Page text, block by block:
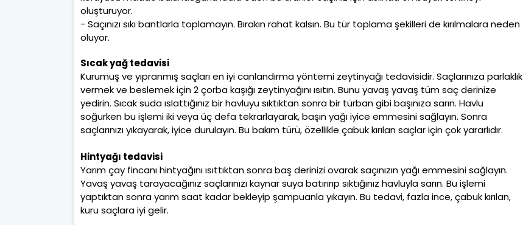
oluşturuyor.
- Saçınızı sıkı bantlarla toplamayın. Bırakın rahat kalsın. Bu tür toplama şekilleri de kırılmalara neden
oluyor.
Sıcak yağ tedavisi
Kurumuş ve yıpranmış saçları en iyi canlandırma yöntemi zeytinyağı tedavisidir. Saçlarınıza parlaklık
vermek ve beslemek için 2 çorba kaşığı zeytinyağını ısıtın. Bunu yavaş yavaş tüm saç derinize
yedirin. Sıcak suda ıslattığınız bir havluyu sıktıktan sonra bir türban gibi başınıza sarın. Havlu
soğurken bu işlemi iki veya üç defa tekrarlayarak, başın yağı iyice emmesini sağlayın. Sonra
saçlarınızı yıkayarak, iyice durulayın. Bu bakım türü, özellikle çabuk kırılan saçlar için çok yararlıdır.
Hintyağı tedavisi
Yarım çay fincanı hintyağını ısıttıktan sonra baş derinizi ovarak saçınızın yağı emmesini sağlayın.
Yavaş yavaş tarayacağınız saçlarınızı kaynar suya batırırıp sıktığınız havluyla sarın. Bu işlemi
yaptıktan sonra yarım saat kadar bekleyip şampuanla yıkayın. Bu tedavi, fazla ince, çabuk kırılan,
kuru saçlara iyi gelir.